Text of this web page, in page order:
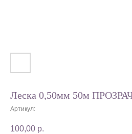
Леска 0,50мм 50м
Артикул:
100,00 р.